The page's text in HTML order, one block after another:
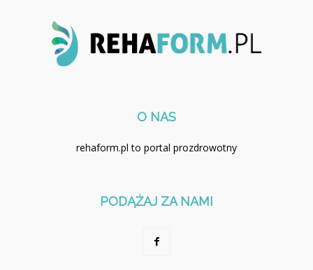
O NAS
rehaform.pl to portal prozdrowotny
PODĄŻAJ ZA NAMI